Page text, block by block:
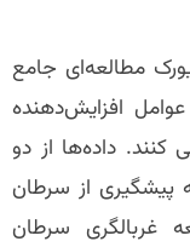
مطالعه‌ای جامع
تا عوامل افزایش‌دهنده
کنند. داده‌ها از دو
پیشگیری از سرطان
غربالگری سرطان